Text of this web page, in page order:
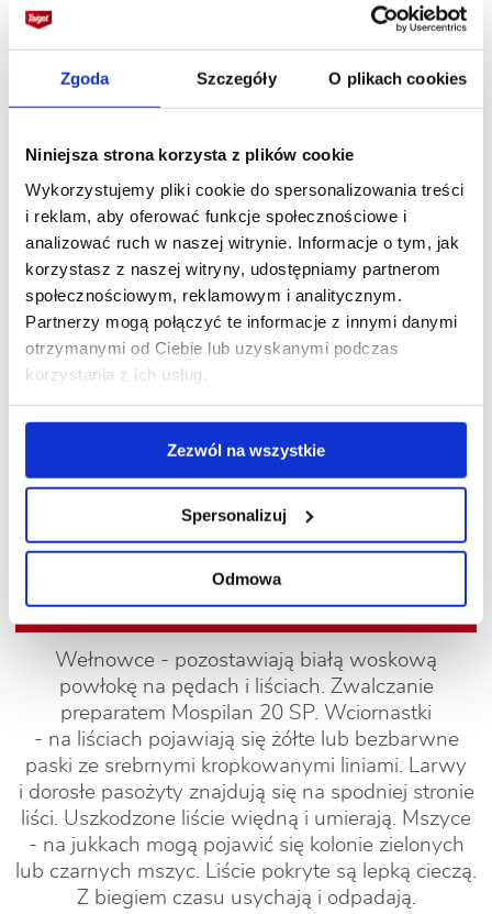
Zgoda Szczegóły O plikach cookies
Niniejsza strona korzysta z plików cookie
Wykorzystujemy pliki cookie do spersonalizowania treści
i reklam, aby oferować funkcje społecznościowe i
analizować ruch w naszej witrynie. Informacje o tym, jak
korzystasz z naszej witryny, udostępniamy partnerom
społecznościowym, reklamowym i analitycznym.
Partnerzy mogą połączyć te informacje z innymi danymi
otrzymanymi od Ciebie lub uzyskanymi podczas
korzystania z ich usług.
Zezwól na wszystkie
Spersonalizuj
Odmowa
wilgotność powietrza oraz regularnie podlewać.
Podobne objawy mogą powodować również
przelanie lub przenawożenie roślin. Należy
podłożu. Objawy to zahamowanie wzrostu oraz
ciemnienie, brązowienie i zamieranie podstawy
łodygi. Należy wykonać oprysk preparatem
Proplant 722SL. Plamistości liści - porażane są
głównie osłabione rośliny, rosnące w wilgotnym,
ale mało słonecznym miejscu. Typowe objawy
to brązowe, wilgotne plamy z szarym nalotem.
Zmiany z czasem powiększają się i łączą,
uszkadzając całe liście.
Najczęściej występujące szkodniki:
Wełnowce - pozostawiają białą woskową
powłokę na pędach i liściach. Zwalczanie
preparatem Mospilan 20 SP. Wciornastki
- na liściach pojawiają się żółte lub bezbarwne
paski ze srebrnymi kropkowanymi liniami. Larwy
i dorosłe pasożyty znajdują się na spodniej stronie
liści. Uszkodzone liście więdną i umierają. Mszyce
- na jukkach mogą pojawić się kolonie zielonych
lub czarnych mszyc. Liście pokryte są lepką cieczą.
Z biegiem czasu usychają i odpadają.